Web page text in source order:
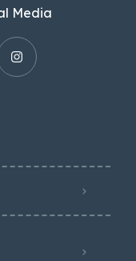
Media